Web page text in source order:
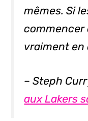
mêmes. Si
commencer
vraiment en
– Steph
aux Lakers